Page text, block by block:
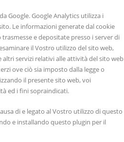
Google. Google Analytics utilizza i
Le informazioni generate dal cookie
e depositate presso i server di
il Vostro utilizzo del sito web,
servizi relativi alle attività del sito web
ove ciò sia imposto dalla legge o
il presente sito web, voi
ed i fini sopraindicati.
di e legato al Vostro utilizzo di questo
e installando questo plugin per il